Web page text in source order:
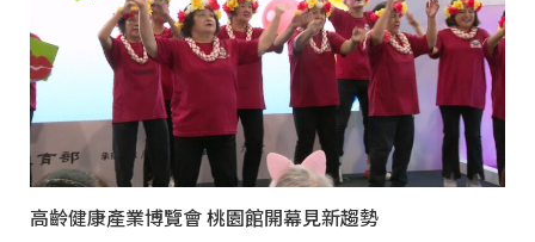
高齡健康產業博覽會 桃園館開幕見新趨勢